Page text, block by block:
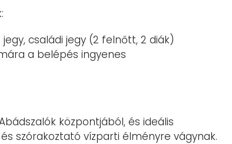
családi jegy (2 felnőtt, 2 diák)
a belépés ingyenes
központjából, és ideális
szórakoztató vízparti élményre vágynak.